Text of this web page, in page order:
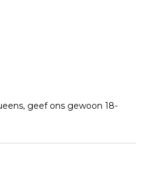
geef ons gewoon 18-